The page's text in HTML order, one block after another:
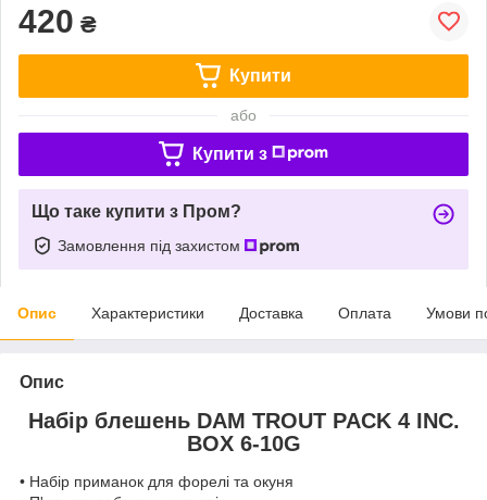
420 ₴
Купити
або
Купити з
Що таке купити з Пром?
Замовлення під захистом
Опис Характеристики Доставка Оплата Умови
Опис
Набір блешень DAM TROUT PACK 4 INC.
BOX 6-10G
• Набір приманок для форелі та окуня